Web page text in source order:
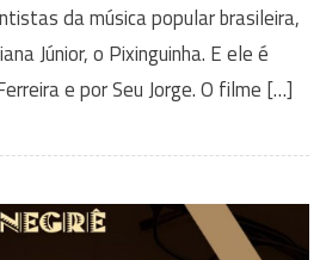
da música popular brasileira,
Júnior, o Pixinguinha. E ele é
e por Seu Jorge. O filme […]